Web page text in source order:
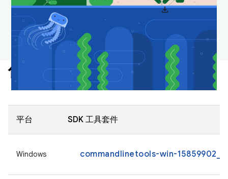
下載 Android Studio 桌布download
僅限指令列工具
平台 SDK 工具套件
Windows commandlinetools-win-